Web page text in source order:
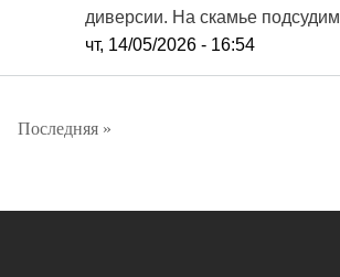
диверсии. На скамье
чт, 14/05/2026 - 16:54
Следующая
Последняя »